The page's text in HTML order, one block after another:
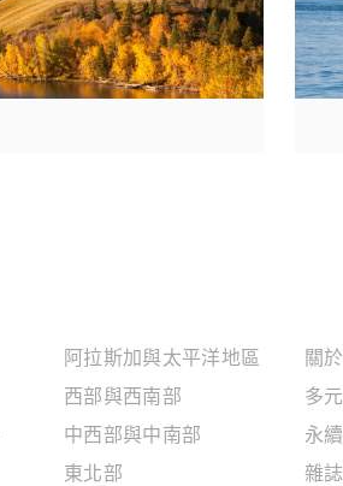
阿拉斯加與太平洋地區
西部與西南部
中西部與中南部
東北部
關
多
永
雜